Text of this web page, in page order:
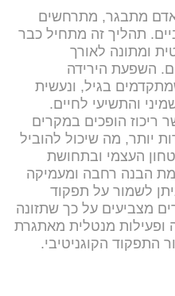
מתבגר, מתרחשים
תהליך זה מתחיל כבר
ומתונה לאורך
השפעת הירידה
בגיל, ונעשית
והתשיעי לחיים.
ריכוז הופכים במקרים
יותר, מה שיכול להוביל
העצמי ובתחושת
הבנה רחבה ומעמיקה
לשמור על תפקוד
מצביעים על כך שתזונה
ופעילות מנטלית מאתגרת
התפקוד הקוגניטיבי.